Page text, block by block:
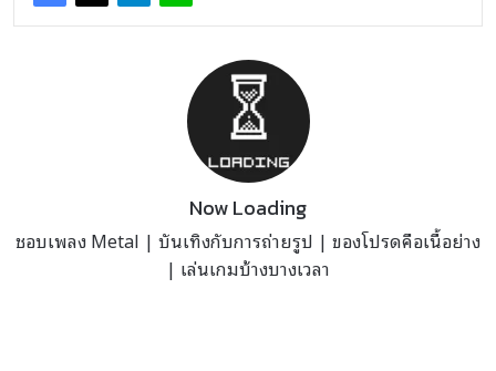
Now Loading
ชอบเพลง Metal | บันเทิงกับการถ่ายรูป | ของโปรดคือเนื้อย่าง
| เล่นเกมบ้างบางเวลา